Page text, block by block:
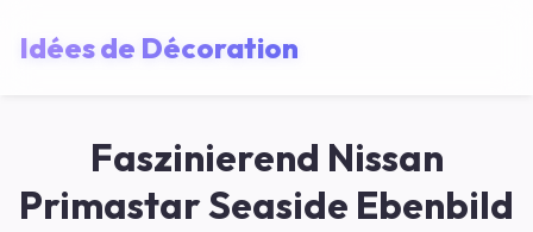
Idées de Décoration
Faszinierend Nissan
Primastar Seaside Ebenbild